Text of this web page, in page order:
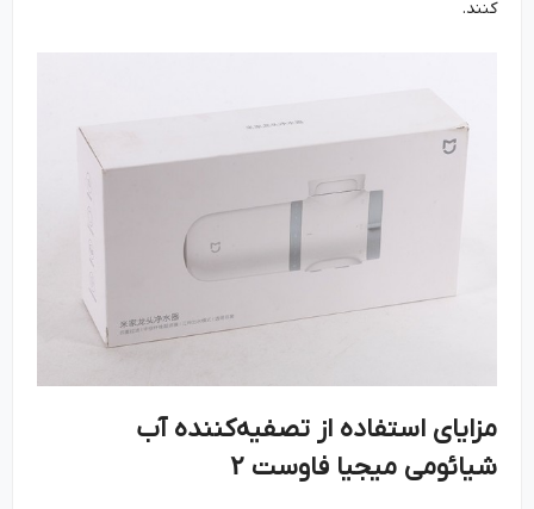
کنند.
مزایای استفاده از تصفیه‌کننده آب
شیائومی میجیا فاوست۲